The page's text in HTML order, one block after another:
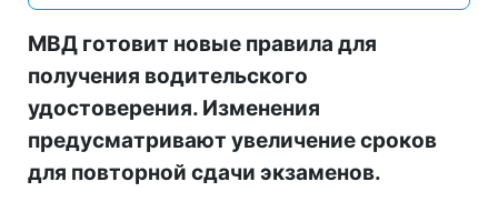
МВД готовит новые правила для
получения водительского
удостоверения. Изменения
предусматривают увеличение сроков
для повторной сдачи экзаменов.